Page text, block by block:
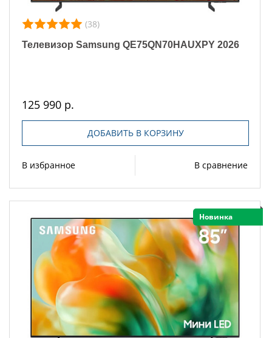
(38)
Телевизор Samsung QE75QN70HAUXPY 2026
125 990 р.
ДОБАВИТЬ В КОРЗИНУ
В избранное В сравнение
Новинка